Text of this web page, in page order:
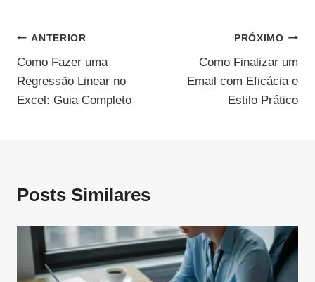
Navegação
De
Post
ANTERIOR
Como Fazer uma
Regressão Linear no
Excel: Guia Completo
PRÓXIMO
Como Finalizar um
Email com Eficácia e
Estilo Prático
Posts Similares